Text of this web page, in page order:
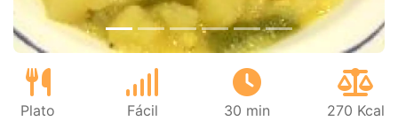
Plato Fácil 30 min 270 Kcal